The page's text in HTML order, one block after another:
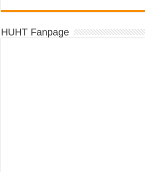
HUHT Fanpage